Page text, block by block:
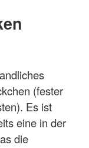
(fester
Es ist
eine in der
die